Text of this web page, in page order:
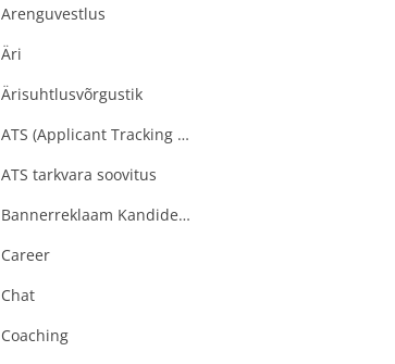
Arenguvestlus
Äri
Ärisuhtlusvõrgustik
ATS (Applicant Tracking Software)
ATS tarkvara soovitus
Bannerreklaam Kandideeri.ee
Career
Chat
Coaching